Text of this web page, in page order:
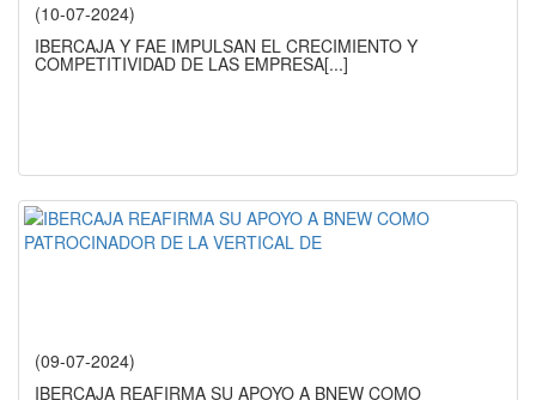
(10-07-2024)
IBERCAJA Y FAE IMPULSAN EL CRECIMIENTO Y
COMPETITIVIDAD DE LAS EMPRESA[...]
(09-07-2024)
IBERCAJA REAFIRMA SU APOYO A BNEW COMO